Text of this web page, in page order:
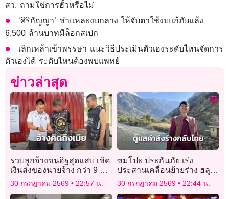
สว. ถามใช่การฮั้วหรือไม่
‘ศิริกัญญา’ ชำแหละงบกลาง ให้จับตาใช้งบแก้ภัยแล้ง
6,500 ล้านบาทมีล็อกสเปก
เลิกเหล้าเข้าพรรษา แนะวิธีประเมินตัวเองระดับไหนจัดการ
ตัวเองได้ ระดับไหนต้องพบแพทย์
ข่าวล่าสุด
รวบลูกจ้างขนอิฐสุดแสบ เชิด
เงินส่งของนายจ้าง กว่า 9 พัน
บาท อ้างคิดถึงเมีย
30 กรกฎาคม 2569 22:57 น.
ซมโปะ ประกันภัย เร่ง
ประสานเคลื่อนย้ายร่าง ฮลุน
โซโล่ กลับไทย พร้อมดูแลค่า
ใช้จ่ายให้ทั้งหมด
30 กรกฎาคม 2569 22:44 น.